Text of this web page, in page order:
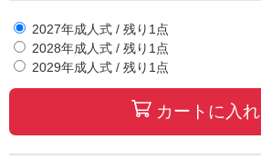
2027年成人式 / 残り 1 点
2028年成人式 / 残り 1 点
2029年成人式 / 残り 1 点
カートに入